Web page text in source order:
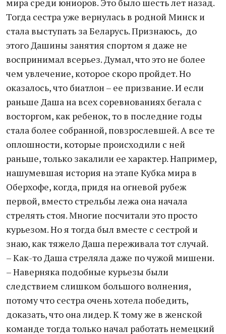
мира среди юниоров. Это было шесть лет назад.
Тогда сестра уже вернулась в родной Минск и
стала выступать за Беларусь. Признаюсь, до
этого Дашины занятия спортом я даже не
воспринимал всерьез. Думал, что это не более
чем увлечение, которое скоро пройдет. Но
оказалось, что биатлон – ее призвание. И если
раньше Даша на всех соревнованиях бегала с
восторгом, как ребенок, то в последние годы
стала более собранной, повзрослевшей. А все те
оплошности, которые происходили с ней
раньше, только закалили ее характер. Например,
нашумевшая история на этапе Кубка мира в
Оберхофе, когда, придя на огневой рубеж
первой, вместо стрельбы лежа она начала
стрелять стоя. Многие посчитали это просто
курьезом. Но я тогда был вместе с сестрой и
знаю, как тяжело Даша переживала тот случай.
– Как-то Даша стреляла даже по чужой мишени.
– Наверняка подобные курьезы были
следствием слишком большого волнения,
потому что сестра очень хотела победить,
доказать, что она лидер. К тому же в женской
команде тогда только начал работать немецкий